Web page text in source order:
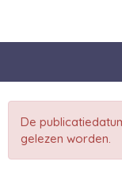
De
gelezen worden.